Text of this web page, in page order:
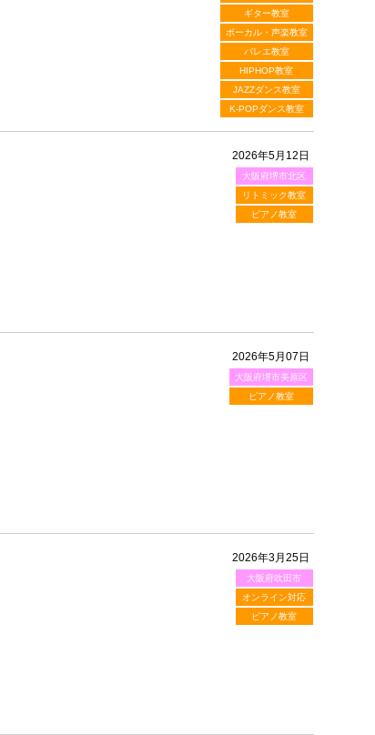
ギター教室
ボーカル・声楽教室
バレエ教室
HIPHOP教室
JAZZダンス教室
K-POPダンス教室
2026年5月12日
大阪府堺市北区
リトミック教室
ピアノ教室
2026年5月07日
大阪府堺市美原区
ピアノ教室
2026年3月25日
大阪府吹田市
オンライン対応
ピアノ教室